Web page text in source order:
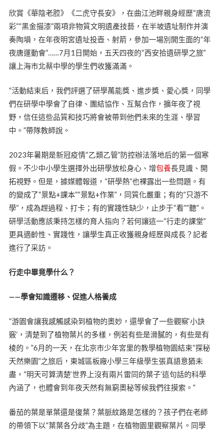
欣賞《華陰老腔》《二虎守長安》，在曲江池畔親身經歷“唐流
彩”“黑金描漆”兩項非物質文明遺產技藝，在半坡遺址制作并演
奏陶塤，在年夜明宮遺址投壺、射箭，參加一場別開生面的“年
夜唐運動會”……7月1日開始，五天四夜的“西安拾遺研學之旅”
讓上海市北蔡中學的學生們收獲滿滿。
“活動結束后，我們評選了研學萬能獎、進步獎、愛心獎，同學
們在研學中學會了自律、團結協作、互幫合作，擴年夜了視
野，信任這些品質和技巧將會被帶到他們未來的生涯、學習
中。”帶隊教師說。
2023年暑期是新冠疫情“乙類乙管”防控辦法落地后的第一個寒
假。不少中小學生選擇外出研學放松身心、增包養長見識、開
拓視野。但是，據媒體報道，“研學熱”也裸露出一些問題。有
的變成了“景點+課本”“景點+作業”，同質化嚴重；有的“只游不
學”，成為趕過程、打卡；有的實踐性缺少，止步于“看”“聽”。
研學活動應該秉持怎樣的育人指向？若何讓這一“行走的課堂”
更具適齡性、實踐性，讓學生真正收獲親身經歷與成長？記者
進行了采訪。
行走中畢竟學什么？
——學會知識遷移、促進人格養成
“游園會讓我感觸感染到植物的奧妙，還學會了一些觀察‘小訣
竅’，清楚到了植物葉片的多樣，例若有些是滑膩的，有些是有
棱的。”6月的一天，在北京市少年宮里的教學植物園結束“探秘
天然樂園”之旅后，東城區板廠小學三年級學生張真語意猶未
盡，“明天可算清楚‘世界上沒有兩片雷同的葉子’這句話的科學
內涵了，也體會到年夜天然有無窮奧秘等候我們往摸索。”
番茄的葉是單葉還是復葉？葉脈紋路是怎樣的？孩子們在老師
的帶領下以“葉葉各分歧”為主題，在植物園里觀察葉片。同學